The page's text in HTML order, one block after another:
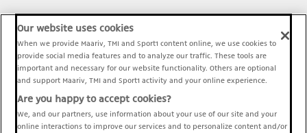
Our website uses cookies
When we provide Maariv, TMI and Sport1 content online, we use cookies to
provide social media features and to analyze our traffic. These tools are
important and necessary for our website functionality. Others are optional
and support Maariv, TMI and Sport1 activity and your online experience.
Are you happy to accept cookies?
We, and our partners, use information about your use of our site and your
online interactions to improve our services and to personalize content and/or